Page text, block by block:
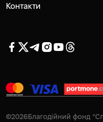
Контакти
©2026Благодійний фонд